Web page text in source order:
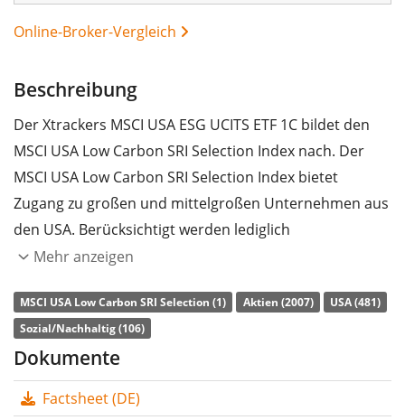
Online-Broker-Vergleich
Beschreibung
Der Xtrackers MSCI USA ESG UCITS ETF 1C bildet den
MSCI USA Low Carbon SRI Selection Index nach. Der
MSCI USA Low Carbon SRI Selection Index bietet
Zugang zu großen und mittelgroßen Unternehmen aus
den USA. Berücksichtigt werden lediglich
Unternehmen, die eine geringe Kohlenstoffemission
soziale Verantwortung und Unternehmensführung
(ESG) aufweisen. Ausgangsindex ist der MSCI USA
Index.
Die TER(Gesamtkostenquote) des ETF liegt bei
Mehr anzeigen
MSCI USA Low Carbon SRI Selection (1) Aktien (2007)
USA (481)
Sozial/Nachhaltig (106)
Dokumente
Factsheet (DE)